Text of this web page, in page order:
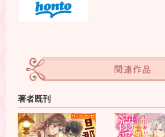
関連作品
著者既刊